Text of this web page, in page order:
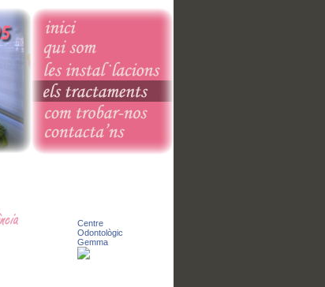
Centre
Odontològic
Gemma